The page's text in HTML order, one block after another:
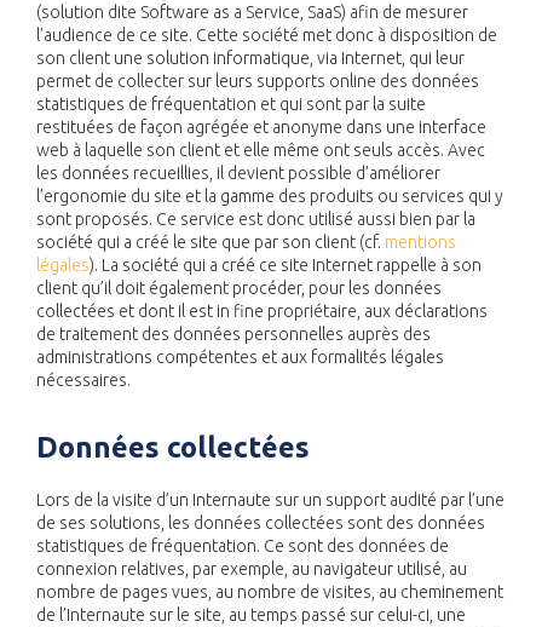
(solution dite Software as a Service, SaaS) afin de mesurer
l’audience de ce site. Cette société met donc à disposition de
son client une solution informatique, via Internet, qui leur
permet de collecter sur leurs supports online des données
statistiques de fréquentation et qui sont par la suite
restituées de façon agrégée et anonyme dans une interface
web à laquelle son client et elle même ont seuls accès. Avec
les données recueillies, il devient possible d’améliorer
l’ergonomie du site et la gamme des produits ou services qui y
sont proposés. Ce service est donc utilisé aussi bien par la
société qui a créé le site que par son client (cf. mentions
légales). La société qui a créé ce site Internet rappelle à son
client qu’il doit également procéder, pour les données
collectées et dont il est in fine propriétaire, aux déclarations
de traitement des données personnelles auprès des
administrations compétentes et aux formalités légales
nécessaires.
Données collectées
Lors de la visite d’un Internaute sur un support audité par l’une
de ses solutions, les données collectées sont des données
statistiques de fréquentation. Ce sont des données de
connexion relatives, par exemple, au navigateur utilisé, au
nombre de pages vues, au nombre de visites, au cheminement
de l’Internaute sur le site, au temps passé sur celui-ci, une